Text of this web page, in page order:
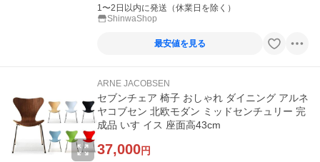
1〜2日以内に発送（休業日を除く）
ShinwaShop
最安値を見る
ARNE JACOBSEN
セブンチェア 椅子 おしゃれ ダイニング アルネ
ヤコブセン 北欧モダン ミッドセンチュリー 完
成品 いす イス 座面高43cm
37,000円